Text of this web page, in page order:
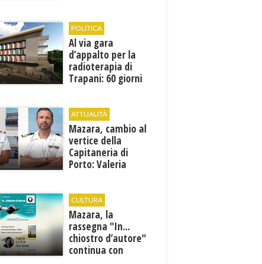
POLITICA
Al via gara
d’appalto per la
radioterapia di
Trapani: 60 giorni
ATTUALITÀ
Mazara, cambio al
vertice della
Capitaneria di
Porto: Valeria
CULTURA
Mazara, la
rassegna "In...
chiostro d’autore"
continua con